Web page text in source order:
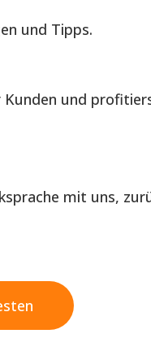
und Tipps.
und
mit uns,